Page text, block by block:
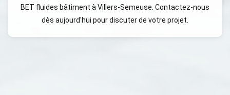
BET fluides bâtiment à Villers-Semeuse. Contactez-nous
dès aujourd'hui pour discuter de votre projet.